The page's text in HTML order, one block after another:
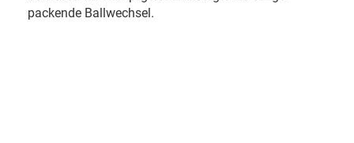
packende Ballwechsel.